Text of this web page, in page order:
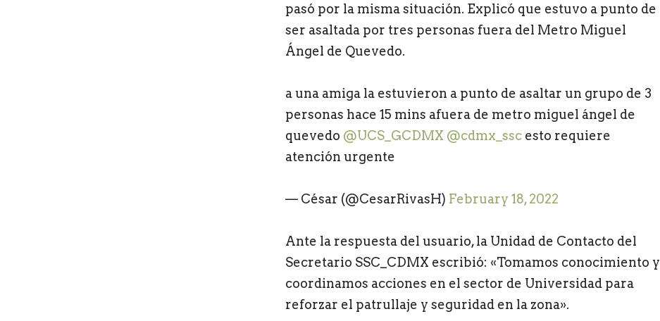
pasó por la misma situación. Explicó que estuvo a punto de
ser asaltada por tres personas fuera del Metro Miguel
Ángel de Quevedo.
a una amiga la estuvieron a punto de asaltar un grupo de 3
personas hace 15 mins afuera de metro miguel ángel de
quevedo @UCS_GCDMX @cdmx_sscesto requiere
atención urgente
— César (@CesarRivasH) February 18, 2022
Ante la respuesta del usuario, la Unidad de Contacto del
Secretario SSC_CDMX escribió: «Tomamos conocimiento y
coordinamos acciones en el sector de Universidad para
reforzar el patrullaje y seguridad en la zona».